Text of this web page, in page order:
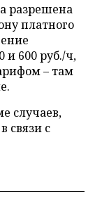
разрешена
платного
и 600 руб./ч,
– там
случаев,
связи с